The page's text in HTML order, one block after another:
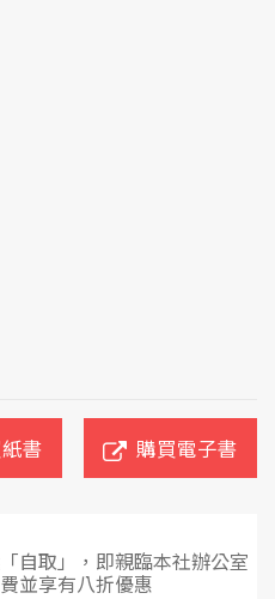
書 購買電子書
自取」，即親臨本社辦公室
並享有八折優惠